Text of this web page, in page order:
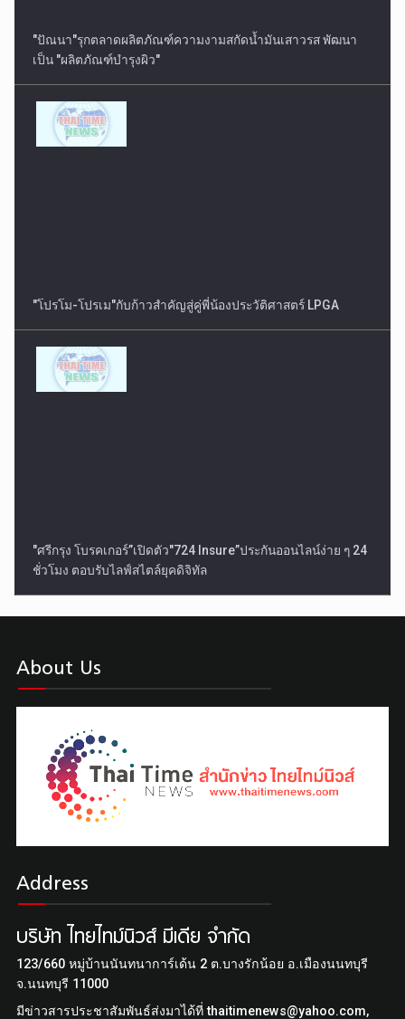
"ปัณนา"รุกตลาดผลิตภัณฑ์ความงามสกัดน้ำมันเสาวรส พัฒนา
เป็น "ผลิตภัณฑ์บำรุงผิว"
"โปรโม-โปรเม"กับก้าวสำคัญสู่คู่พี่น้องประวัติศาสตร์ LPGA
"ศรีกรุง โบรคเกอร์”เปิดตัว"724 Insure”ประกันออนไลน์ง่าย ๆ 24
ชั่วโมง ตอบรับไลฟ์สไตล์ยุคดิจิทัล
"บิ๊กเหม็น"ไพฑูร ชุติมากรกุล ผงาดนั่งนายก สมาคมนักข่าวช่างภา
About Us
Address
บริษัท ไทยไทม์นิวส์ มีเดีย จำกัด
123/660 หมู่บ้านนันทนาการ์เด้น 2 ต.บางรักน้อย อ.เมืองนนทบุรี
จ.นนทบุรี 11000
มีข่าวสารประชาสัมพันธ์ส่งมาได้ที่ thaitimenews@yahoo.com,